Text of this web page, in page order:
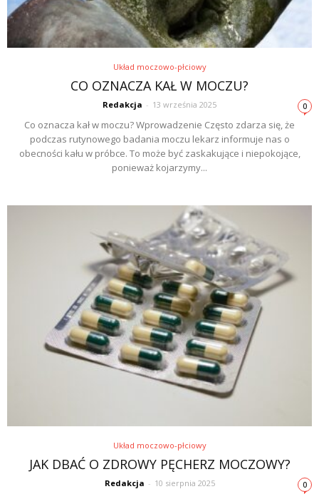
Układ moczowo-płciowy
CO OZNACZA KAŁ W MOCZU?
Redakcja - 13 września 2025 0
Co oznacza kał w moczu? Wprowadzenie Często zdarza się, że
podczas rutynowego badania moczu lekarz informuje nas o
obecności kału w próbce. To może być zaskakujące i niepokojące,
ponieważ kojarzymy...
Układ moczowo-płciowy
JAK DBAĆ O ZDROWY PĘCHERZ MOCZOWY?
Redakcja - 10 sierpnia 2025 0